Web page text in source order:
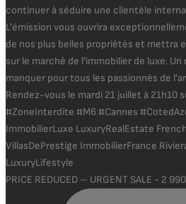
PRICE REDUCED – URGENT SALE - 2